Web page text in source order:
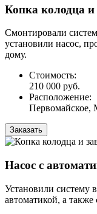
Копка колодца
Смонтировали
установили насос,
дому.
Стоимость:
210 000 руб.
Расположение:
Первомайское,
Заказать
Насос с
Установили систему
автоматикой, а